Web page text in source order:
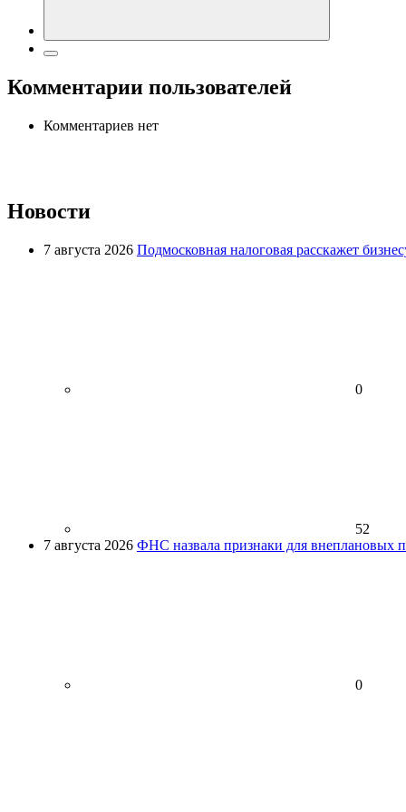
Комментарии пользователей
Комментариев нет
Новости
7 августа 2026 Подмосковная налоговая расскажет
0
52
7 августа 2026 ФНС назвала признаки для внеплановых
0